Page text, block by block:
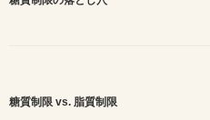
糖質制限 vs. 脂質制限